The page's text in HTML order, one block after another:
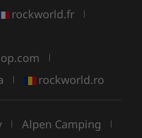
rockworld.fr |
|
| rockworld.ro
| Alpen Camping |